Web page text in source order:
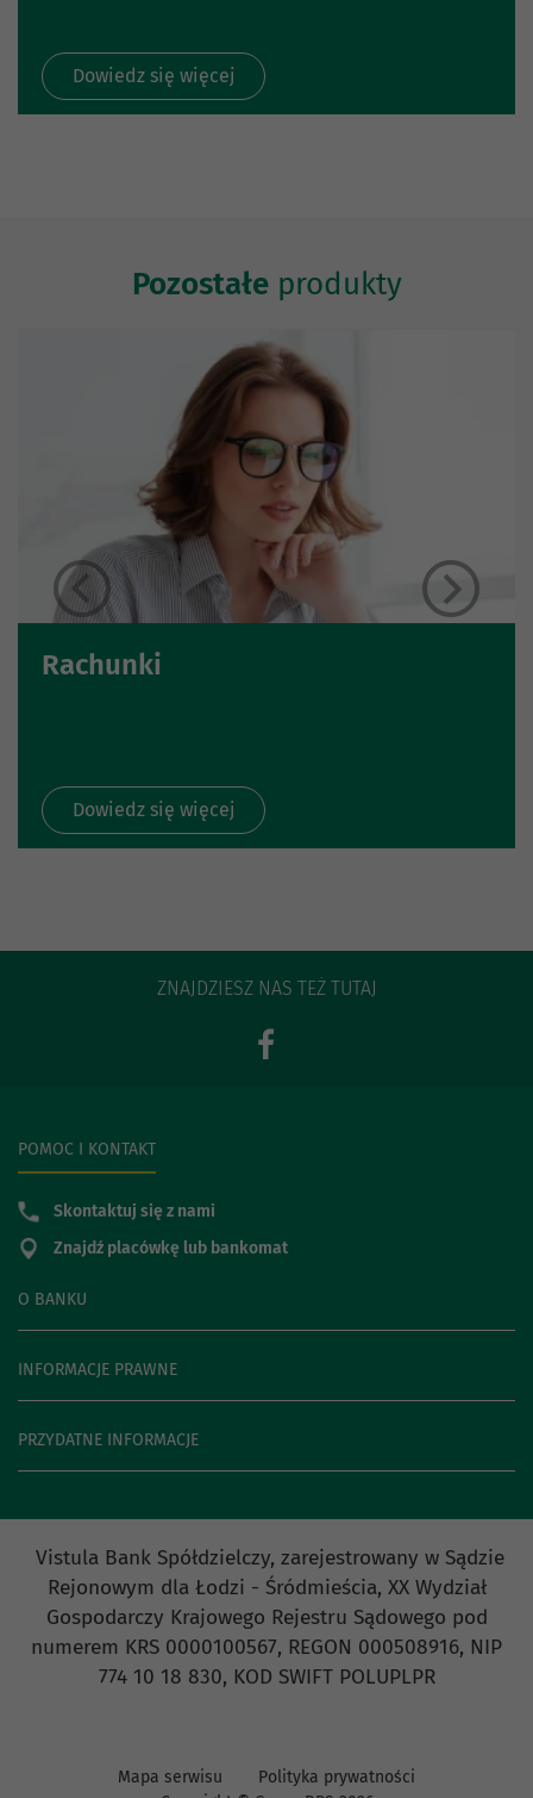
Dowiedz się więcej
Pozostałeprodukty
Rachunki
Dowiedz się więcej
ZNAJDZIESZ NAS TEŻ TUTAJ
O BANKU
INFORMACJE PRAWNE
PRZYDATNE INFORMACJE
POMOC I KONTAKT
Skontaktuj się z nami
Znajdź placówkę lub bankomat
Vistula Bank Spółdzielczy, zarejestrowany w Sądzie
Rejonowym dla Łodzi - Śródmieścia, XX Wydział
Gospodarczy Krajowego Rejestru Sądowego pod
numerem KRS 0000100567, REGON 000508916, NIP
774 10 18 830, KOD SWIFT POLUPLPR
Mapa serwisu
Polityka prywatności